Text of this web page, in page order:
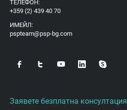
ТЕЛЕФОН:
+359 (2) 439 40 70
ИМЕЙЛ:
pspteam@psp-bg.com
Заявете безплатна консултация